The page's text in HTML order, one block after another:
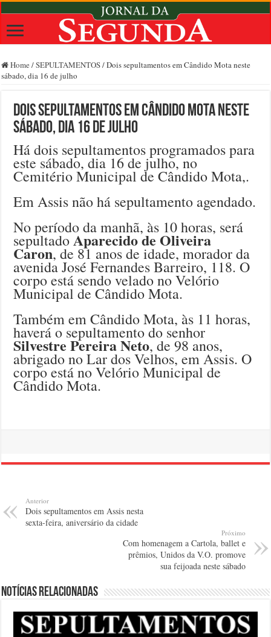
Home /SEPULTAMENTOS/Dois sepultamentos em Cândido Mota neste
sábado, dia 16 de julho
Dois sepultamentos em Cândido Mota neste
sábado, dia 16 de julho
Há dois sepultamentos programados para
este sábado, dia 16 de julho, no
Cemitério Municipal de Cândido Mota,.
Em Assis não há sepultamento agendado.
No período da manhã, às 10 horas, será
sepultadoAparecido de Oliveira
Caron, de 81 anos de idade, morador da
avenida José Fernandes Barreiro, 118. O
corpo está sendo velado no Velório
Municipal de Cândido Mota.
Também em Cândido Mota, às 11 horas,
haverá o sepultamento do senhor
Silvestre Pereira Neto, de 98 anos,
abrigado no Lar dos Velhos, em Assis. O
corpo está no Velório Municipal de
Cândido Mota.
Anterior
Dois sepultamentos em Assis nesta
sexta-feira, aniversário da cidade
Próximo
Com homenagem a Cartola, ballet e
prêmios, Unidos da V.O. promove
sua feijoada neste sábado
Notícias relacionadas